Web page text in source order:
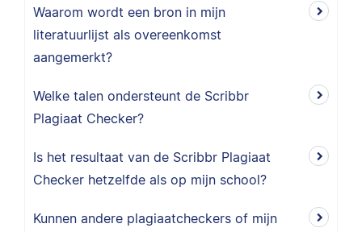
Waarom wordt een bron in mijn
literatuurlijst als overeenkomst
aangemerkt?
Welke talen ondersteunt de Scribbr
Plagiaat Checker?
Is het resultaat van de Scribbr Plagiaat
Checker hetzelfde als op mijn school?
Kunnen andere plagiaatcheckers of mijn